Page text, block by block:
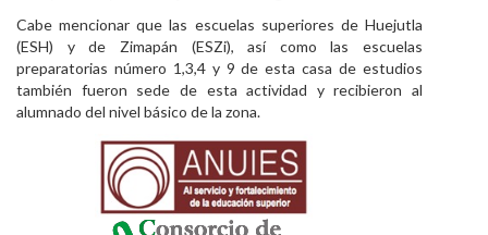
Cabe mencionar que las escuelas superiores de Huejutla
(ESH) y de Zimapán (ESZi), así como las escuelas
preparatorias número 1,3,4 y 9 de esta casa de estudios
también fueron sede de esta actividad y recibieron al
alumnado del nivel básico de la zona.